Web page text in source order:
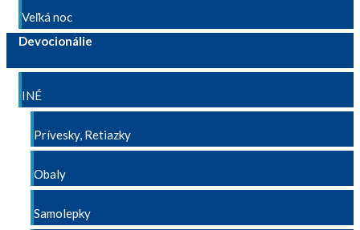
Veľká noc
Devocionálie
INÉ
Prívesky, Retiazky
Obaly
Samolepky